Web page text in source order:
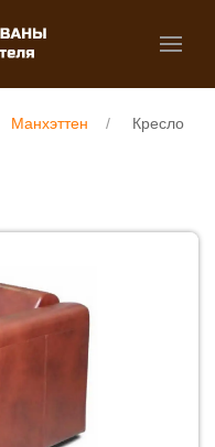
Манхэттен
Кресло